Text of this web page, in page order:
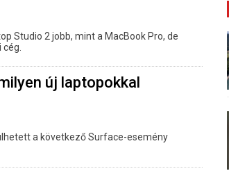
Studio 2 jobb, mint a MacBook Pro, de
új laptopokkal
a következő Surface-esemény